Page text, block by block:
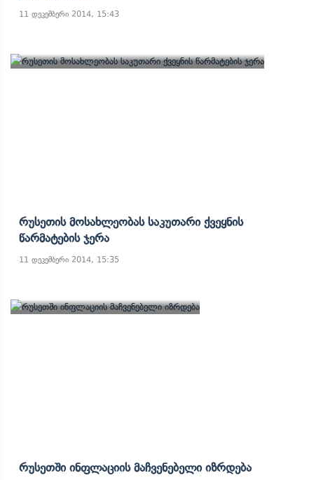
11 დეკემბერი 2014, 15:43
Რუსეთის Მოსახლეობას Საკუთარი Ქვეყნის
Წარმატების Ჯერა
11 დეკემბერი 2014, 15:35
Რუსეთში Ინფლაციის Მაჩვენებელი Იზრდება